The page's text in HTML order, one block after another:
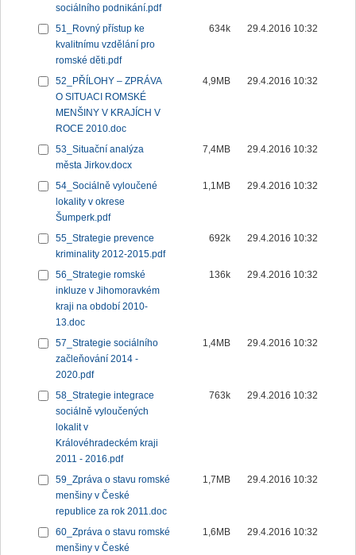
sociálního podnikání.pdf
51_Rovný přístup ke
kvalitnímu vzdělání pro
romské děti.pdf
634k 29.4.2016 10:32
52_PŘÍLOHY – ZPRÁVA
O SITUACI ROMSKÉ
MENŠINY V KRAJÍCH V
ROCE 2010.doc
4,9MB 29.4.2016 10:32
53_Situační analýza
města Jirkov.docx
7,4MB 29.4.2016 10:32
54_Sociálně vyloučené
lokality v okrese
Šumperk.pdf
1,1MB 29.4.2016 10:32
55_Strategie prevence
kriminality 2012-2015.pdf
692k 29.4.2016 10:32
56_Strategie romské
inkluze v Jihomoravkém
kraji na období 2010-
13.doc
136k 29.4.2016 10:32
57_Strategie sociálního
začleňování 2014 -
2020.pdf
1,4MB 29.4.2016 10:32
58_Strategie integrace
sociálně vyloučených
lokalit v
Královéhradeckém kraji
2011 - 2016.pdf
763k 29.4.2016 10:32
59_Zpráva o stavu romské
menšiny v České
republice za rok 2011.doc
1,7MB 29.4.2016 10:32
60_Zpráva o stavu romské
menšiny v České
1,6MB 29.4.2016 10:32